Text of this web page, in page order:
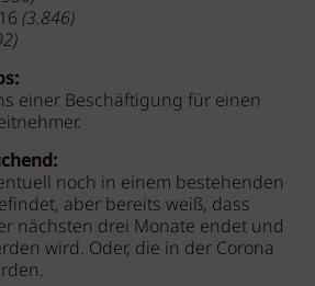
(3.846)
einer Beschäftigung für einen
noch in einem bestehenden
aber bereits weiß, dass
nächsten drei Monate endet und
wird. Oder, die in der Corona